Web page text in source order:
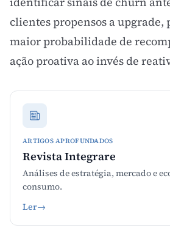
clientes propensos a upgrade,
maior probabilidade de
ação proativa ao invés de
ARTIGOS APROFUNDADOS
Revista Integrare
Análises de estratégia, mercado e
consumo.
Ler→